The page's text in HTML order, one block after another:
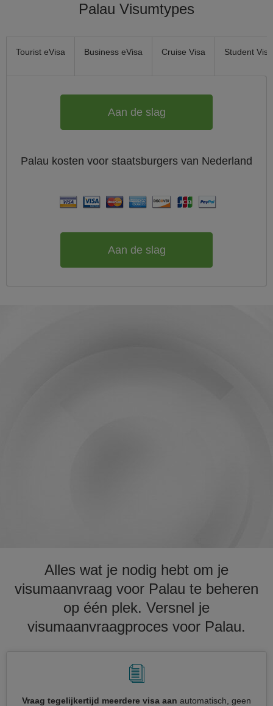
Palau Visumtypes
Tourist eVisa Business eVisa Cruise Visa Student Visa
Aan de slag
Palau kosten voor staatsburgers van Nederland
Aan de slag
Alles wat je nodig hebt om je
visumaanvraag voor Palau te beheren
op één plek. Versnel je
visumaanvraagproces voor Palau.
Vraag tegelijkertijd meerdere visa aan automatisch, geen